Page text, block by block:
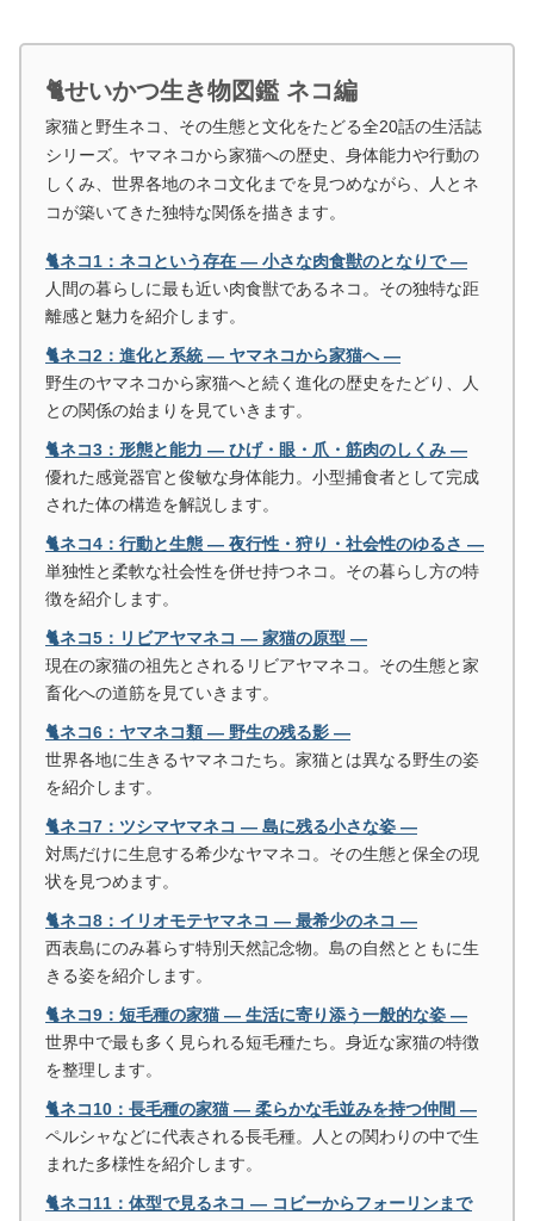
🐈せいかつ生き物図鑑 ネコ編
家猫と野生ネコ、その生態と文化をたどる全20話の生活誌
シリーズ。ヤマネコから家猫への歴史、身体能力や行動の
しくみ、世界各地のネコ文化までを見つめながら、人とネ
コが築いてきた独特な関係を描きます。
🐈ネコ1：ネコという存在 ― 小さな肉食獣のとなりで ―
人間の暮らしに最も近い肉食獣であるネコ。その独特な距
離感と魅力を紹介します。
🐈ネコ2：進化と系統 ― ヤマネコから家猫へ ―
野生のヤマネコから家猫へと続く進化の歴史をたどり、人
との関係の始まりを見ていきます。
🐈ネコ3：形態と能力 ― ひげ・眼・爪・筋肉のしくみ ―
優れた感覚器官と俊敏な身体能力。小型捕食者として完成
された体の構造を解説します。
🐈ネコ4：行動と生態 ― 夜行性・狩り・社会性のゆるさ ―
単独性と柔軟な社会性を併せ持つネコ。その暮らし方の特
徴を紹介します。
🐈ネコ5：リビアヤマネコ ― 家猫の原型 ―
現在の家猫の祖先とされるリビアヤマネコ。その生態と家
畜化への道筋を見ていきます。
🐈ネコ6：ヤマネコ類 ― 野生の残る影 ―
世界各地に生きるヤマネコたち。家猫とは異なる野生の姿
を紹介します。
🐈ネコ7：ツシマヤマネコ ― 島に残る小さな姿 ―
対馬だけに生息する希少なヤマネコ。その生態と保全の現
状を見つめます。
🐈ネコ8：イリオモテヤマネコ ― 最希少のネコ ―
西表島にのみ暮らす特別天然記念物。島の自然とともに生
きる姿を紹介します。
🐈ネコ9：短毛種の家猫 ― 生活に寄り添う一般的な姿 ―
世界中で最も多く見られる短毛種たち。身近な家猫の特徴
を整理します。
🐈ネコ10：長毛種の家猫 ― 柔らかな毛並みを持つ仲間 ―
ペルシャなどに代表される長毛種。人との関わりの中で生
まれた多様性を紹介します。
🐈ネコ11：体型で見るネコ ― コビーからフォーリンまで